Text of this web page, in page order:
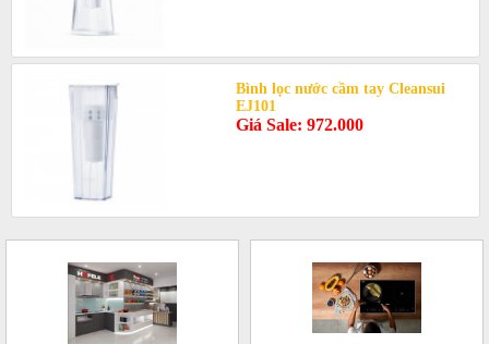
Bình lọc nước cầm tay Cleansui
EJ101
Giá Sale: 972.000